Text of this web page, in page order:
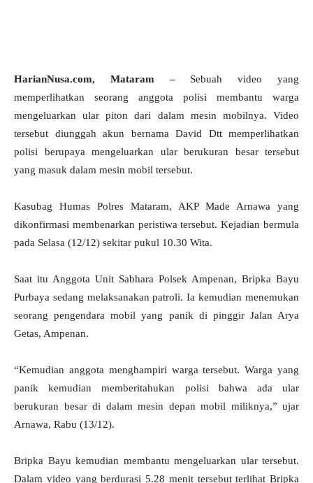
HarianNusa.com, Mataram – Sebuah video yang
memperlihatkan seorang anggota polisi membantu warga
mengeluarkan ular piton dari dalam mesin mobilnya. Video
tersebut diunggah akun bernama David Dtt memperlihatkan
polisi berupaya mengeluarkan ular berukuran besar tersebut
yang masuk dalam mesin mobil tersebut.
Kasubag Humas Polres Mataram, AKP Made Arnawa yang
dikonfirmasi membenarkan peristiwa tersebut. Kejadian bermula
pada Selasa (12/12) sekitar pukul 10.30 Wita.
Saat itu Anggota Unit Sabhara Polsek Ampenan, Bripka Bayu
Purbaya sedang melaksanakan patroli. Ia kemudian menemukan
seorang pengendara mobil yang panik di pinggir Jalan Arya
Getas, Ampenan.
“Kemudian anggota menghampiri warga tersebut. Warga yang
panik kemudian memberitahukan polisi bahwa ada ular
berukuran besar di dalam mesin depan mobil miliknya,” ujar
Arnawa, Rabu (13/12).
Bripka Bayu kemudian membantu mengeluarkan ular tersebut.
Dalam video yang berdurasi 5.28 menit tersebut terlihat Bripka